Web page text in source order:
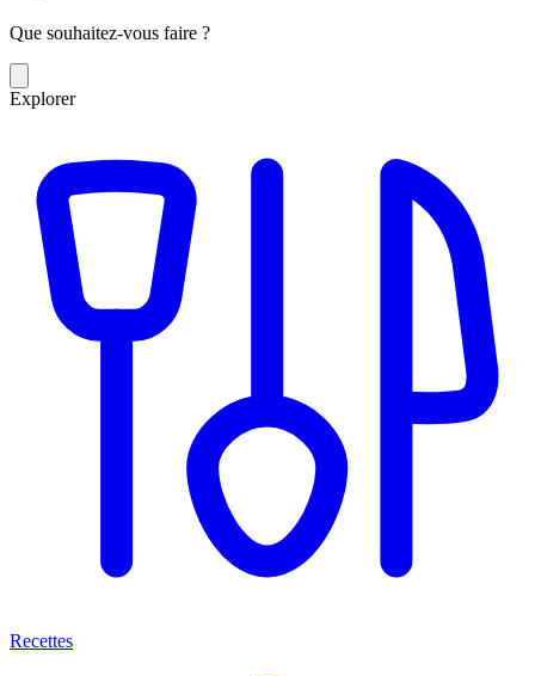
Que souhaitez-vous faire ?
Explorer
Recettes